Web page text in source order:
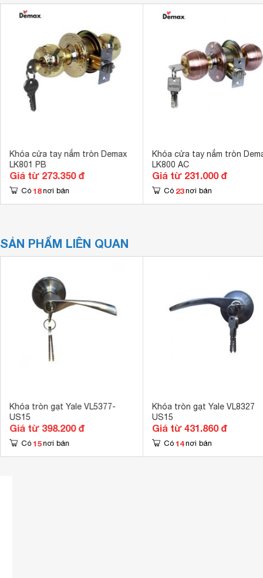
Khóa cửa tay nắm tròn Demax
LK801 PB
Giá từ 273.350 đ
Có 18 nơi bán
Khóa cửa tay nắm tròn
LK800 AC
Giá từ 231.000 đ
Có 23 nơi bán
SẢN PHẨM LIÊN QUAN
Khóa tròn gạt Yale VL5377-
US15
Giá từ 398.200 đ
Có 15 nơi bán
Khóa tròn gạt Yale VL8327
US15
Giá từ 431.860 đ
Có 14 nơi bán